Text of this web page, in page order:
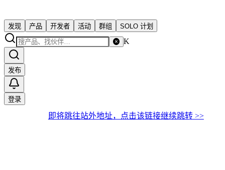
发现 产品 开发者 活动 群组 SOLO 计划
K
发布
登录
即将跳往站外地址，点击该链接继续跳转 >>